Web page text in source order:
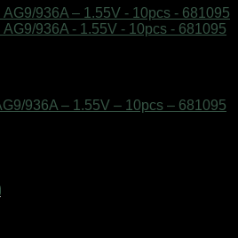
936A – 1.55V – 10pcs – 681095